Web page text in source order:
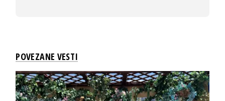
POVEZANE VESTI